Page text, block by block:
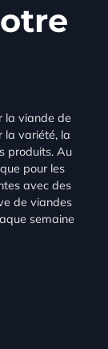
la viande de
la variété, la
produits. Au
pour les
avec des
de viandes
semaine